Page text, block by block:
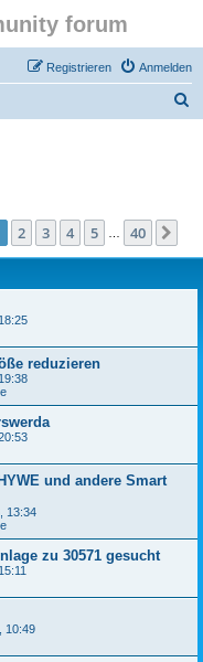
forum
Anmelden
Registrieren
1von 40
2 3 4 5 40
reduzieren
und andere Smart
13:34
zu 30571 gesucht
10:49